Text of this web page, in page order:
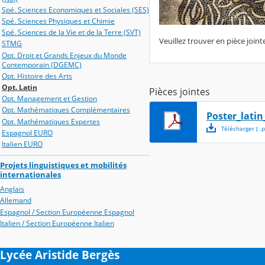
Spé. Sciences Economiques et Sociales (SES)
Spé. Sciences Physiques et Chimie
Spé. Sciences de la Vie et de la Terre (SVT)
STMG
Opt. Droit et Grands Enjeux du Monde
Contemporain (DGEMC)
Opt. Histoire des Arts
Opt. Latin
Opt. Management et Gestion
Opt. Mathématiques Complémentaires
Opt. Mathématiques Expertes
Espagnol EURO
Italien EURO
Projets linguistiques et mobilités
internationales
Anglais
Allemand
Espagnol / Section Européenne Espagnol
Italien / Section Européenne Italien
Veuillez trouver en pièce
Pièces jointes
Télécharger( .
Lycée Aristide Bergès